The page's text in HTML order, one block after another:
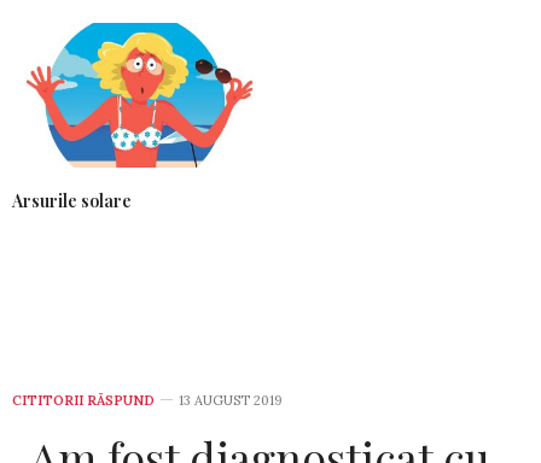
Arsurile solare
CITITORII RĂSPUND 13 AUGUST 2019